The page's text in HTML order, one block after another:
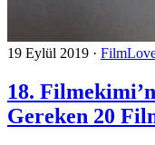
19 Eylül 2019 ·
18.
Gereken 20